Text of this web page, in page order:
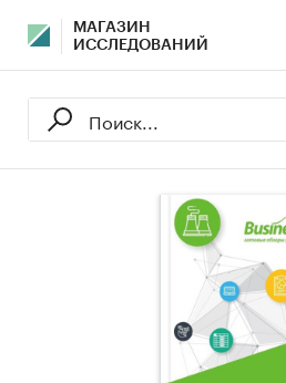
МАГАЗИН
ИССЛЕДОВАНИЙ